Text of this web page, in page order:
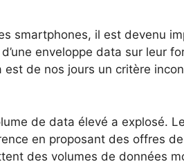
smartphones, il est devenu
enveloppe data sur leur
de nos jours un critère
de data élevé a explosé.
en proposant des offres
des volumes de données